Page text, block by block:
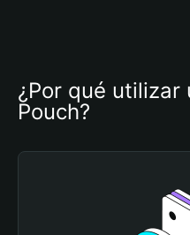
¿Por qué
Pouch?